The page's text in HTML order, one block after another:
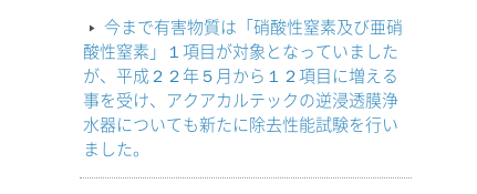
今まで有害物質は「硝酸性窒素及び亜硝
酸性窒素」１項目が対象となっていました
が、平成２２年５月から１２項目に増える
事を受け、アクアカルテックの逆浸透膜浄
水器についても新たに除去性能試験を行い
ました。